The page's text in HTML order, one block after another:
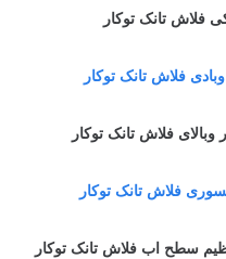
فلاش تانک توکار
فلاش تانک توکار
فلاش تانک توکار
فلاش تانک توکار
سطح اب فلاش تانک توکار